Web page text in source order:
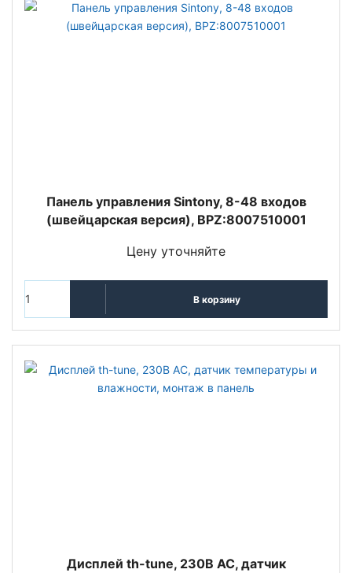
Панель управления Sintony, 8-48 входов
(швейцарская версия), BPZ:8007510001
Цену уточняйте
В корзину
Дисплей th-tune, 230В AC, датчик